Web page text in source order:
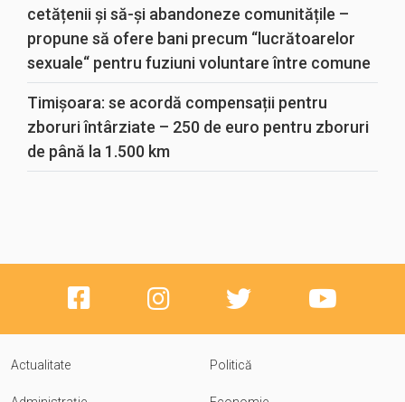
cetățenii și să-și abandoneze comunitățile –
propune să ofere bani precum “lucrătoarelor
sexuale“ pentru fuziuni voluntare între comune
Timișoara: se acordă compensații pentru
zboruri întârziate – 250 de euro pentru zboruri
de până la 1.500 km
Actualitate Politică